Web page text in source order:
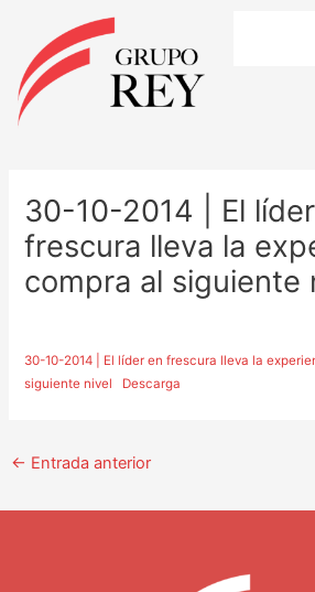
contenido
30-10-2014 | El
frescura lleva la
compra al siguiente
30-10-2014 | El líder en frescura lleva la
siguiente nivel
Descarga
entradas
← Entrada anterior